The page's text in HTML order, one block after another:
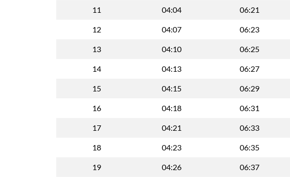
11 04:04 06:21
12 04:07 06:23
13 04:10 06:25
14 04:13 06:27
15 04:15 06:29
16 04:18 06:31
17 04:21 06:33
18 04:23 06:35
19 04:26 06:37